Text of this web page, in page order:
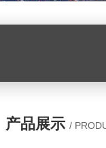
产品展示 /